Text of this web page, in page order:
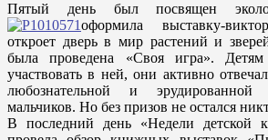
Пятый день был посвящен
оформила выставку-
откроет дверь в мир растений и
была проведена «Своя игра». Детям
участвовать в ней, они активно
любознательной и эрудированной
мальчиков. Но без призов не остался
В последний день «Недели детской